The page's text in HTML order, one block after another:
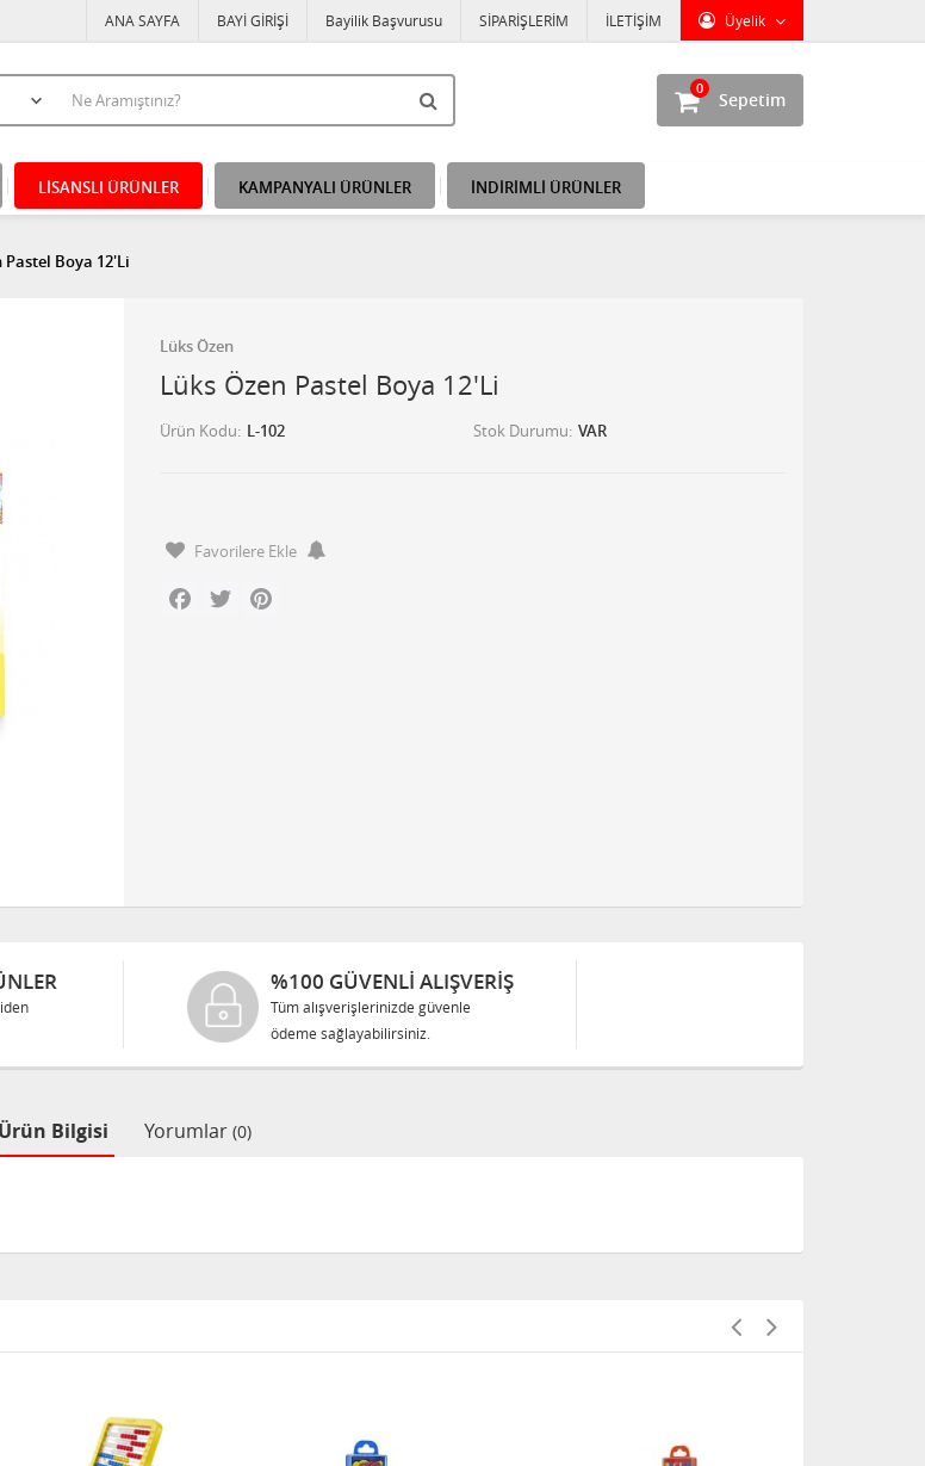
Üyelik
ANA SAYFA BAYİ GİRİŞİ Bayilik Başvurusu SİPARİŞLERİM İLETİŞİM
Sepetim
0
LİSANSLI ÜRÜNLER KAMPANYALI ÜRÜNLER İNDİRİMLİ ÜRÜNLER
Pastel Boya 12'Li
Lüks Özen
Lüks Özen Pastel Boya 12'Li
Ürün Kodu L-102 Stok Durumu VAR
Favorilere Ekle
Facebook
Twitter
%100 GÜVENLİ ALIŞVERİŞ
Tüm alışverişlerinizde güvenle
ödeme sağlayabilirsiniz.
Ürün Bilgisi Yorumlar (0)